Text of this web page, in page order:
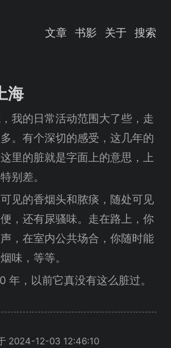
文章 书影 关于 搜索
海
我的日常活动范围大了些，走
。有个深切的感受，这几年的
里的脏就是字面上的意思，上
别差。
见的香烟头和脓痰，随处可见
，还有尿骚味。走在路上，你
，在室内公共场合，你随时能
味，等等。
年，以前它真没有这么脏过。
2024-12-03 12:46:10